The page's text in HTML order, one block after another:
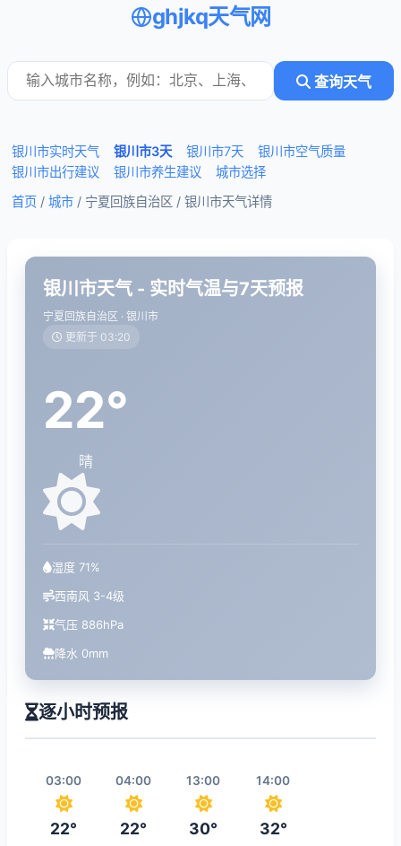
ghjkq天气网
查询天气
银川市实时天气 银川市3天 银川市7天
银川市空气质量
银川市出行建议
银川市养生建议
城市选择
首页 / 城市 / 宁夏回族自治区 / 银川市天气详情
银川市天气 - 实时气温与7天预报
宁夏回族自治区 · 银川市
更新于 03:20
22°
晴
湿度 71%
西南风 3-4级
气压 886hPa
降水 0mm
逐小时预报
03:00
22°
04:00
22°
13:00
30°
14:00
32°